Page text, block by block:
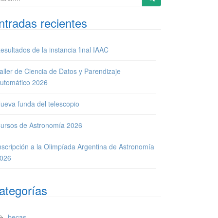
recientes
de la instancia final IAAC
de Ciencia de Datos y Parendizaje
2026
funda del telescopio
de Astronomía 2026
a la Olimpíada Argentina de Astronomía